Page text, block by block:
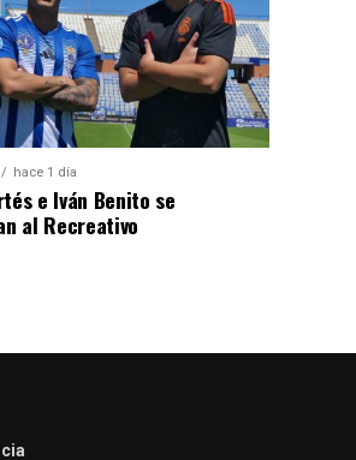
hace 1 día
e Iván Benito se
al Recreativo